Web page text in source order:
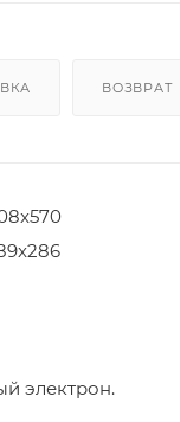
ВОЗВРАТ
электрон.